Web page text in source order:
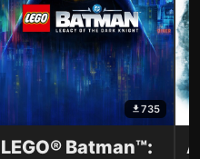
735
LEGO® Batman™: